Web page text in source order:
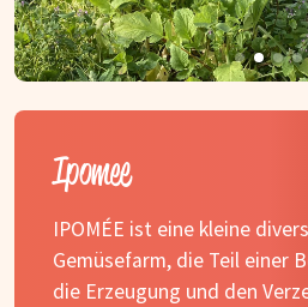
Ipomee
IPOMÉE ist eine kleine
Gemüsefarm, die Teil einer
die Erzeugung und den